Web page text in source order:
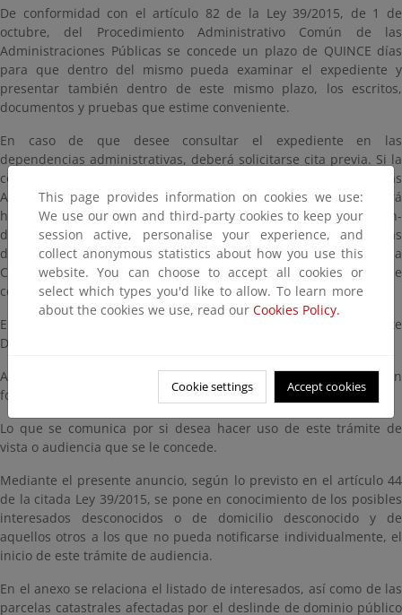
De conformidad con el artículo 82 de la Ley 39/2015, de 1 de
octubre, del Procedimiento Administrativo Común de las
Administraciones Públicas se concede un plazo de QUINCE días
para que dentro del mismo pueda examinar el expediente y
presentar también dentro de este mismo plazo, los escritos,
documentos y pruebas que estime conveniente.
En caso de que desee consultar el expediente en las
dependencias administrativas, deberá solicitarse cita previa. Si la
consulta se desea en las oficinas de la Demarcación de Costas
Andalucía Atlántico (C/ Marianista Cubillo, 7. Cádiz), deberá
hacerlo en la dirección de correo electrónico bzn-
dccadiz@miteco.es. Si la consulta se desea en las dependencias
de la Dirección General de la Costa y el Mar (Plaza San Juan de la
Cruz, 10. Madrid), deberá hacerlo a través de la dirección de
correo electrónico buzon-sgdpmt@miteco.es
En ambos casos debe citarse la referencia del expediente
DES01/23/11/0003.
Asimismo, el proyecto estará disponible para su consulta, en
formato digital, en esta página.
Lo que se comunica por si desea hacer uso de este trámite de
vista o audiencia que se le concede.
Mediante el presente anuncio, según lo previsto en el artículo 44
de la citada Ley 39/2015, se pone en conocimiento de los posibles
interesados desconocidos o de domicilio desconocido y de
aquellos otros a los que no pueda notificarse individualmente, el
inicio de este trámite de audiencia.
En el anexo se relaciona el listado de interesados, así como de las
parcelas catastrales afectadas por el deslinde de dominio público
This page provides information on cookies we use:
We use our own and third-party cookies to keep your
session active, personalise your experience, and
collect anonymous statistics about how you use this
website. You can choose to accept all cookies or
select which types you'd like to allow. To learn more
about the cookies we use, read our Cookies Policy.
Cookie settings Accept cookies